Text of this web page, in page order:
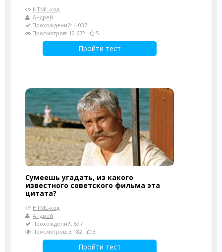
HTML-код
Андрей
Прохождений: 4 037
Просмотров: 10 672
5
Пройти тест
Сумеешь угадать, из какого
известного советского фильма эта
цитата?
HTML-код
Андрей
Прохождений: 597
Просмотров: 3 182
3
Пройти тест